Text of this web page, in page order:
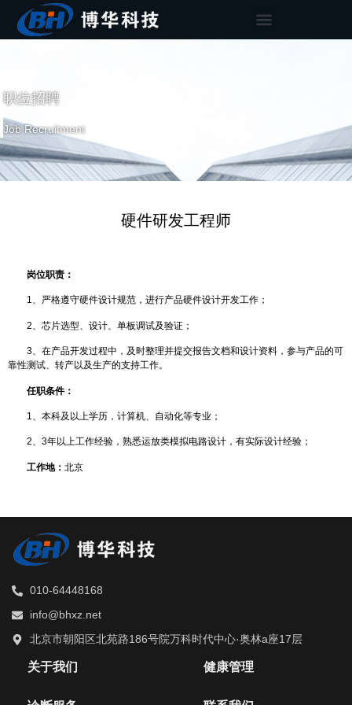
职位招聘
Job Recruitment
硬件研发工程师
岗位职责：
1、严格遵守硬件设计规范，进行产品硬件设计开发工作；
2、芯片选型、设计、单板调试及验证；
3、在产品开发过程中，及时整理并提交报告文档和设计资料，参与产品的可
靠性测试、转产以及生产的支持工作。
任职条件：
1、本科及以上学历，计算机、自动化等专业；
2、3年以上工作经验，熟悉运放类模拟电路设计，有实际设计经验；
工作地： 北京
010-64448168
info@bhxz.net
北京市朝阳区北苑路186号院万科时代中心·奥林a座17层
关于我们 健康管理